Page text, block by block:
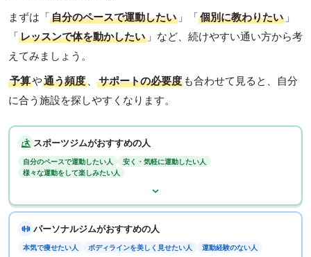
まずは「自分のペースで運動したい 」「個別に教わりたい 」
「レッスンで体を動かしたい 」など、続けやすい通い方から考
えてみましょう。
予算や通う頻度 、 サポートの必要度 も合わせて見ると、自分
に合う施設を探しやすくなります。
スポーツジムがおすすめの人
自分のペースで運動したい人
安く・気軽に運動したい人
様々な運動をして楽しみたい人
パーソナルジムがおすすめの人
本気で痩せたい人 ボディラインを美しく見せたい人 運動経験のない人